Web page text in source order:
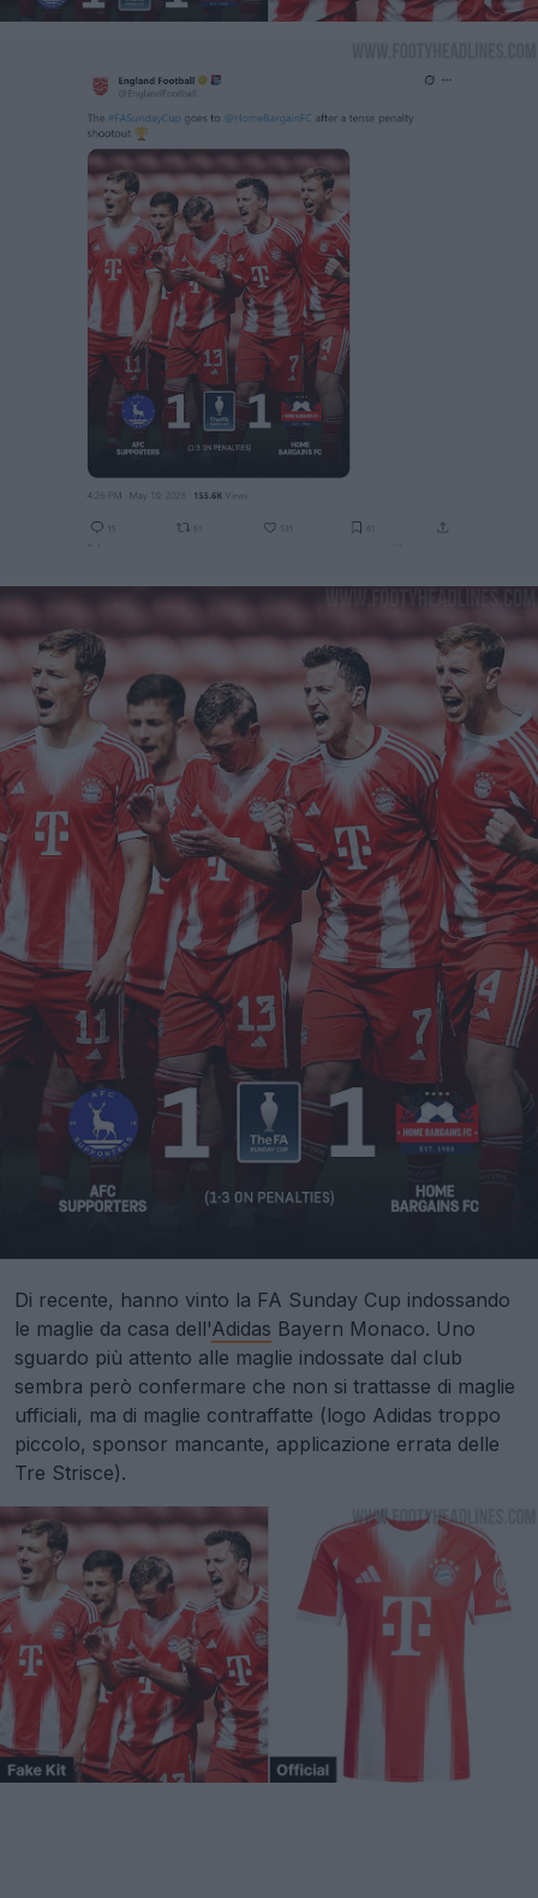
Di recente, hanno vinto la FA Sunday Cup indossando
le maglie da casa dell'Adidas Bayern Monaco. Uno
sguardo più attento alle maglie indossate dal club
sembra però confermare che non si trattasse di maglie
ufficiali, ma di maglie contraffatte (logo Adidas troppo
piccolo, sponsor mancante, applicazione errata delle
Tre Strisce).